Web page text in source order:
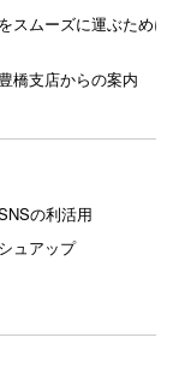
スムーズに運ぶため
橋支店からの案内
の利活用
ュアップ